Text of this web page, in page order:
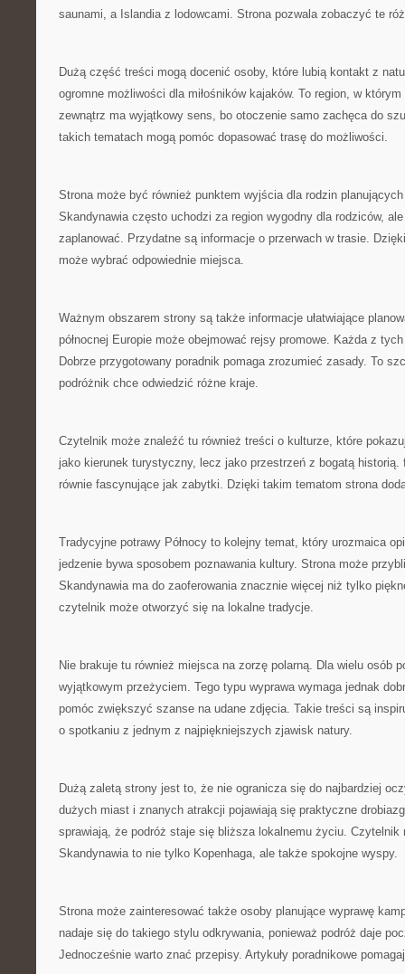
saunami, a Islandia z lodowcami. Strona pozwala zobaczyć te
Dużą część treści mogą docenić osoby, które lubią kontakt z
ogromne możliwości dla miłośników kajaków. To region, w
zewnątrz ma wyjątkowy sens, bo otoczenie samo zachęca do
takich tematach mogą pomóc dopasować trasę do możliwości.
Strona może być również punktem wyjścia dla rodzin
Skandynawia często uchodzi za region wygodny dla rodziców,
zaplanować. Przydatne są informacje o przerwach w trasie.
może wybrać odpowiednie miejsca.
Ważnym obszarem strony są także informacje ułatwiające
północnej Europie może obejmować rejsy promowe. Każda z
Dobrze przygotowany poradnik pomaga zrozumieć zasady. To
podróżnik chce odwiedzić różne kraje.
Czytelnik może znaleźć tu również treści o kulturze, które
jako kierunek turystyczny, lecz jako przestrzeń z bogatą historią.
równie fascynujące jak zabytki. Dzięki takim tematom strona
Tradycyjne potrawy Północy to kolejny temat, który urozmaica
jedzenie bywa sposobem poznawania kultury. Strona może
Skandynawia ma do zaoferowania znacznie więcej niż tylko
czytelnik może otworzyć się na lokalne tradycje.
Nie brakuje tu również miejsca na zorzę polarną. Dla wielu osób
wyjątkowym przeżyciem. Tego typu wyprawa wymaga jednak
pomóc zwiększyć szanse na udane zdjęcia. Takie treści są
o spotkaniu z jednym z najpiękniejszych zjawisk natury.
Dużą zaletą strony jest to, że nie ogranicza się do najbardziej
dużych miast i znanych atrakcji pojawiają się praktyczne
sprawiają, że podróż staje się bliższa lokalnemu życiu. Czytelnik
Skandynawia to nie tylko Kopenhaga, ale także spokojne wyspy.
Strona może zainteresować także osoby planujące wyprawę
nadaje się do takiego stylu odkrywania, ponieważ podróż daje
Jednocześnie warto znać przepisy. Artykuły poradnikowe